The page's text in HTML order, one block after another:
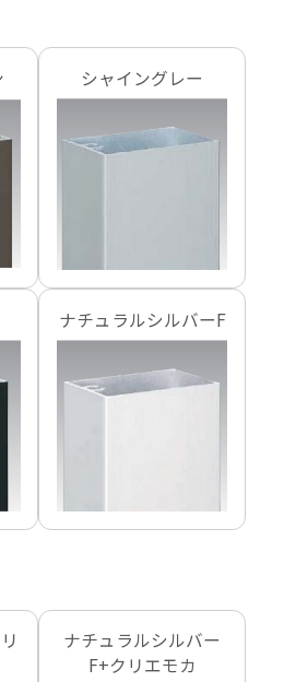
シャイングレー
ナチュラルシルバーF
ナチュラルシルバー
F+クリエモカ